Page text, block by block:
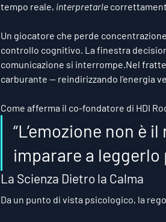
tempo reale, interpretarle
Un giocatore che perde
controllo cognitivo. La finestra
comunicazione si interrompe.Nel
carburante — reindirizzando l’energia
Come afferma il co-fondatore di HDI
“L’emozione non è
imparare a
La Scienza Dietro la Calma
Da un punto di vista psicologico, la